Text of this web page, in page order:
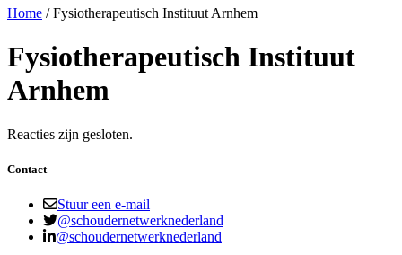
Home /Fysiotherapeutisch Instituut Arnhem
Fysiotherapeutisch Instituut
Arnhem
Reacties zijn gesloten.
Contact
Stuur een e-mail
@schoudernetwerknederland
@schoudernetwerknederland